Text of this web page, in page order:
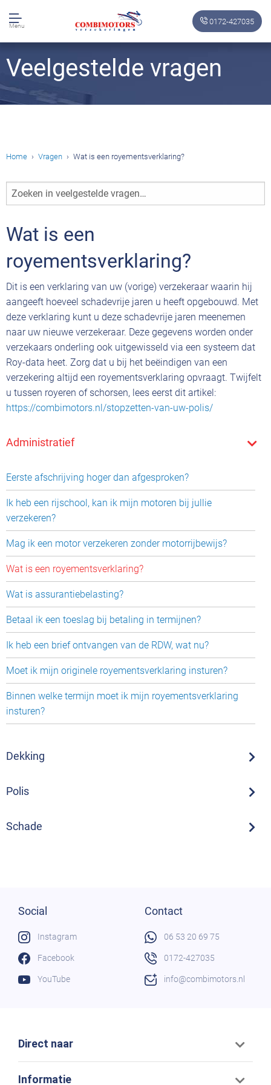
Menu 0172-427035
Veelgestelde vragen
Home Vragen Wat is een royementsverklaring?
Zoeken
in
vragen…
Wat is een
royementsverklaring?
Dit is een verklaring van uw (vorige) verzekeraar waarin hij
aangeeft hoeveel schadevrije jaren u heeft opgebouwd. Met
deze verklaring kunt u deze schadevrije jaren meenemen
naar uw nieuwe verzekeraar. Deze gegevens worden onder
verzekaars onderling ook uitgewisseld via een systeem dat
Roy-data heet. Zorg dat u bij het beëindigen van een
verzekering altijd een royementsverklaring opvraagt. Twijfelt
u tussen royeren of schorsen, lees eerst dit artikel:
https://combimotors.nl/stopzetten-van-uw-polis/
Administratief
Eerste afschrijving hoger dan afgesproken?
Ik heb een rijschool, kan ik mijn motoren bij jullie
verzekeren?
Mag ik een motor verzekeren zonder motorrijbewijs?
Wat is een royementsverklaring?
Wat is assurantiebelasting?
Betaal ik een toeslag bij betaling in termijnen?
Ik heb een brief ontvangen van de RDW, wat nu?
Moet ik mijn originele royementsverklaring insturen?
Binnen welke termijn moet ik mijn royementsverklaring
insturen?
Dekking
Polis
Schade
Direct naar
Informatie
Social
Instagram
Facebook
YouTube
Contact
06 53 20 69 75
0172-427035
info@combimotors.nl